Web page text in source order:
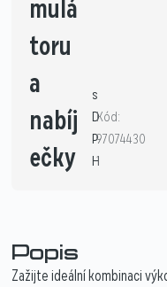
mulá
toru
a
nabíj
ečky
s
D
P
H
Kód:
97074430
1
Popis
Zažijte ideální kombinaci